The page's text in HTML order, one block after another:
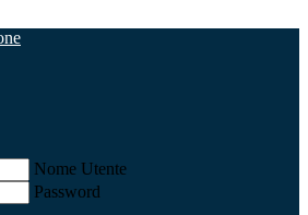
Nome Utente
Password